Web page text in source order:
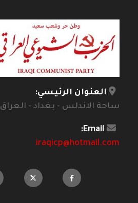
العنوان الرئيسي:
ساحة الاندلس - بغداد - العراق
Email:
iraqicp@hotmail.com